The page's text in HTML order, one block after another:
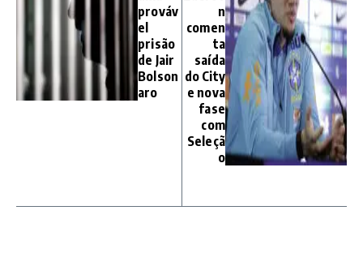
prováv
el
prisão
de Jair
Bolson
aro
n
comen
ta
saída
do City
e nova
fase
com
Seleçã
o